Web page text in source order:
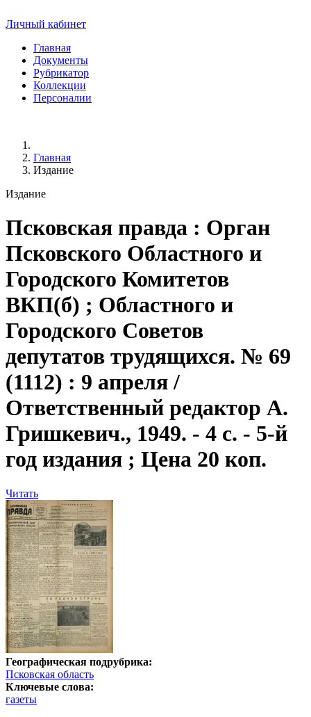
Личный кабинет
Главная
Документы
Рубрикатор
Коллекции
Персоналии
Главная
Издание
Издание
Псковская правда : Орган
Псковского Областного и
Городского Комитетов
ВКП(б) ; Областного и
Городского Советов
депутатов трудящихся. № 69
(1112) : 9 апреля /
Ответственный редактор А.
Гришкевич., 1949. - 4 с. - 5-й
год издания ; Цена 20 коп.
Читать
Географическая подрубрика:
Псковская область
Ключевые слова:
газеты